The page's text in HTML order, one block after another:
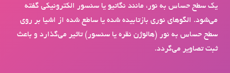
یک سطح حساس به نور، مانند نگاتیو یا سنسور الکترونیکی گفته
می‌شود. الگوهای نوری بازتابیده شده یا ساطع شده از اشیا بر روی
سطح حساس به نور (هالوژن نقره یا سنسور) تاثیر می‌گذارد و باعث
ثبت تصاویر می‌گردد.